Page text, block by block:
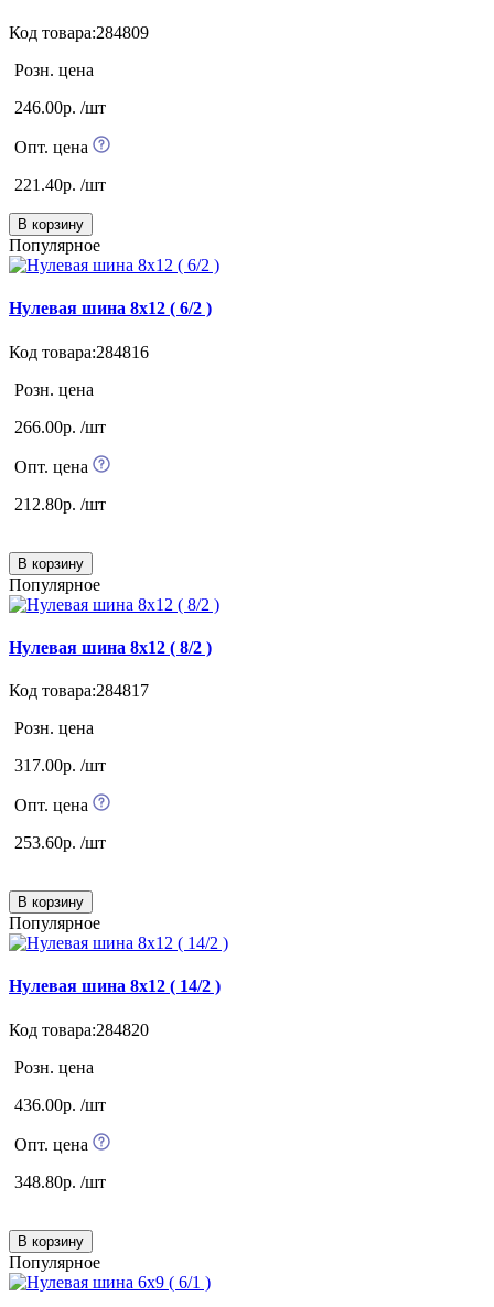
Код товара:284809
Розн. цена
246.00р. /шт
Опт. цена
221.40р. /шт
В корзину
Популярное
Нулевая шина 8х12 ( 6/2 )
Код товара:284816
Розн. цена
266.00р. /шт
Опт. цена
212.80р. /шт
В корзину
Популярное
Нулевая шина 8х12 ( 8/2 )
Код товара:284817
Розн. цена
317.00р. /шт
Опт. цена
253.60р. /шт
В корзину
Популярное
Нулевая шина 8х12 ( 14/2 )
Код товара:284820
Розн. цена
436.00р. /шт
Опт. цена
348.80р. /шт
В корзину
Популярное